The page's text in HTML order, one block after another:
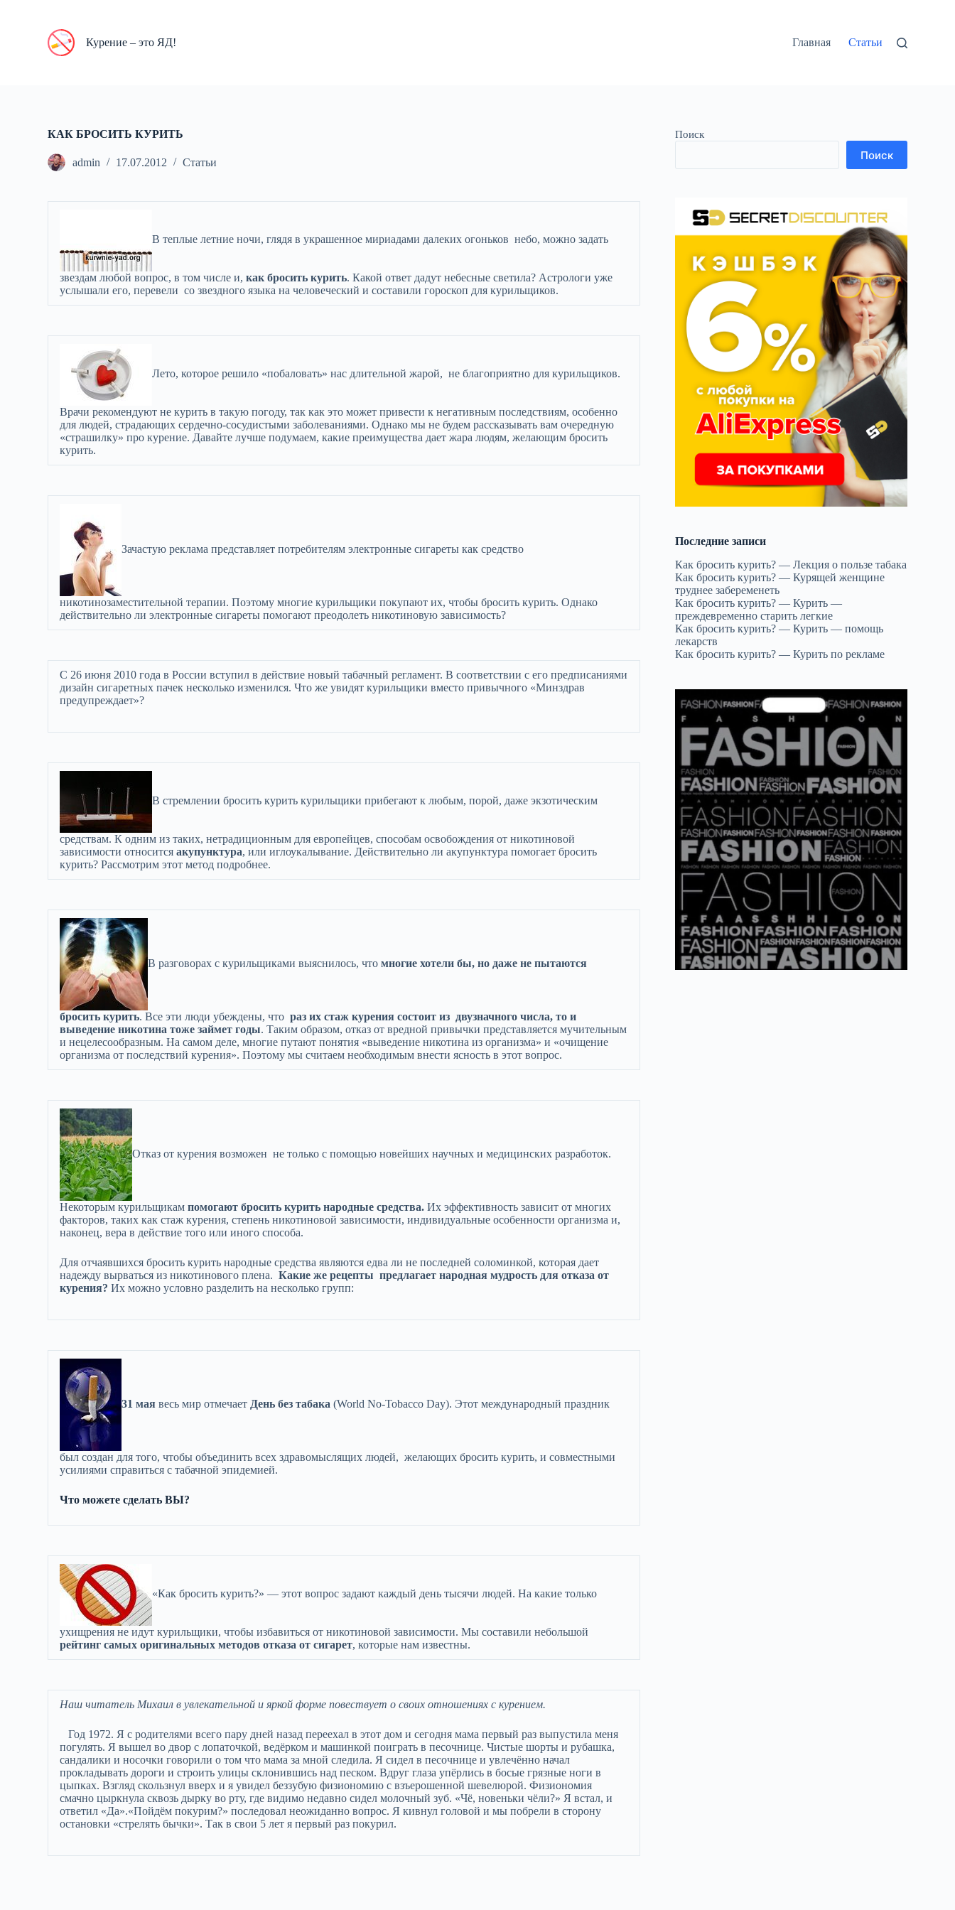
Курение – это ЯД! Главная Статьи
КАК БРОСИТЬ КУРИТЬ
admin 17.07.2012 Статьи
В теплые летние ночи, глядя в украшенное мириадами далеких огоньков небо, можно задать
звездам любой вопрос, в том числе и,как бросить курить. Какой ответ дадут небесные светила? Астрологи уже
услышали его, перевели со звездного языка на человеческий и составили гороскоп для курильщиков.
Лето, которое решило «побаловать» нас длительной жарой, не благоприятно для курильщиков.
Врачи рекомендуют не курить в такую погоду, так как это может привести к негативным последствиям, особенно
для людей, страдающих сердечно-сосудистыми заболеваниями. Однако мы не будем рассказывать вам очередную
«страшилку» про курение. Давайте лучше подумаем, какие преимущества дает жара людям, желающим бросить
курить.
Зачастую реклама представляет потребителям электронные сигареты как средство
никотинозаместительной терапии. Поэтому многие курильщики покупают их, чтобы бросить курить. Однако
действительно ли электронные сигареты помогают преодолеть никотиновую зависимость?
С 26 июня 2010 года в России вступил в действие новый табачный регламент. В соответствии с его предписаниями
дизайн сигаретных пачек несколько изменился. Что же увидят курильщики вместо привычного «Минздрав
предупреждает»?
В стремлении бросить курить курильщики прибегают к любым, порой, даже экзотическим
средствам. К одним из таких, нетрадиционным для европейцев, способам освобождения от никотиновой
зависимости относитсяакупунктура, или иглоукалывание. Действительно ли акупунктура помогает бросить
курить? Рассмотрим этот метод подробнее.
В разговорах с курильщиками выяснилось, чтомногие хотели бы, но даже не пытаются
бросить курить. Все эти люди убеждены, чтораз их стаж курения состоит из двузначного числа, то и
выведение никотина тоже займет годы. Таким образом, отказ от вредной привычки представляется мучительным
и нецелесообразным. На самом деле, многие путают понятия «выведение никотина из организма» и «очищение
организма от последствий курения». Поэтому мы считаем необходимым внести ясность в этот вопрос.
Отказ от курения возможен не только с помощью новейших научных и медицинских разработок.
Некоторым курильщикампомогают бросить курить народные средства. Их эффективность зависит от многих
факторов, таких как стаж курения, степень никотиновой зависимости, индивидуальные особенности организма и,
наконец, вера в действие того или иного способа.
Для отчаявшихся бросить курить народные средства являются едва ли не последней соломинкой, которая дает
надежду вырваться из никотинового плена.Какие же рецепты предлагает народная мудрость для отказа от
курения? Их можно условно разделить на несколько групп:
31 мая весь мир отмечает День без табака (World No-Tobacco Day). Этот международный праздник
был создан для того, чтобы объединить всех здравомыслящих людей, желающих бросить курить, и совместными
усилиями справиться с табачной эпидемией.
Что можете сделать ВЫ?
«Как бросить курить?» — этот вопрос задают каждый день тысячи людей. На какие только
ухищрения не идут курильщики, чтобы избавиться от никотиновой зависимости. Мы составили небольшой
рейтинг самых оригинальных методов отказа от сигарет, которые нам известны.
Наш читатель Михаил в увлекательной и яркой форме повествует о своих отношениях с курением.
Год 1972. Я с родителями всего пару дней назад переехал в этот дом и сегодня мама первый раз выпустила меня
погулять. Я вышел во двор с лопаточкой, ведёрком и машинкой поиграть в песочнице. Чистые шорты и рубашка,
сандалики и носочки говорили о том что мама за мной следила. Я сидел в песочнице и увлечённо начал
прокладывать дороги и строить улицы склонившись над песком. Вдруг глаза упёрлись в босые грязные ноги в
цыпках. Взгляд скользнул вверх и я увидел беззубую физиономию с взъерошенной шевелюрой. Физиономия
смачно цыркнула сквозь дырку во рту, где видимо недавно сидел молочный зуб. «Чё, новеньки чёли?» Я встал, и
ответил «Да».«Пойдём покурим?» последовал неожиданно вопрос. Я кивнул головой и мы побрели в сторону
остановки «стрелять бычки». Так в свои 5 лет я первый раз покурил.
Поиск
Поиск
Последние записи
Как бросить курить? — Лекция о пользе табака
Как бросить курить? — Курящей женщине
труднее забеременеть
Как бросить курить? — Курить —
преждевременно старить легкие
Как бросить курить? — Курить — помощь
лекарств
Как бросить курить? — Курить по рекламе